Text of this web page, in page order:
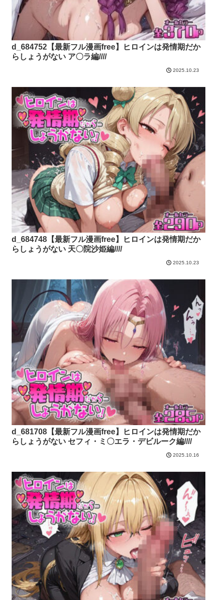
d_684752【最新フル漫画free】ヒロインは発情期だか
らしょうがない ア〇ラ編////
2025.10.23
d_684748【最新フル漫画free】ヒロインは発情期だか
らしょうがない 天〇院沙姫編////
2025.10.23
d_681708【最新フル漫画free】ヒロインは発情期だか
らしょうがない セフィ・ミ〇エラ・デビルーク編////
2025.10.16